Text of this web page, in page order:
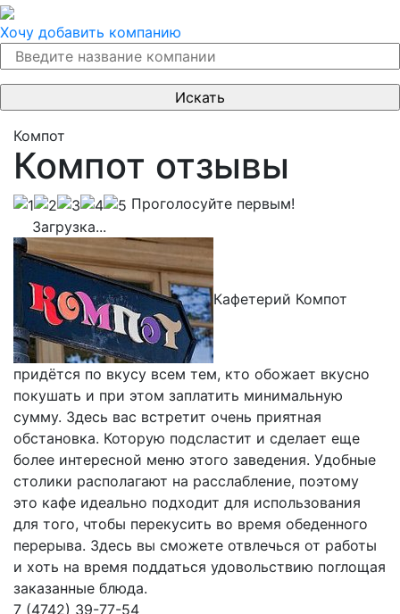
Хочу добавить компанию
Компот
Компот отзывы
Проголосуйте первым!
Загрузка...
Кафетерий Компот
придётся по вкусу всем тем, кто обожает вкусно
покушать и при этом заплатить минимальную
сумму. Здесь вас встретит очень приятная
обстановка. Которую подсластит и сделает еще
более интересной меню этого заведения. Удобные
столики располагают на расслабление, поэтому
это кафе идеально подходит для использования
для того, чтобы перекусить во время обеденного
перерыва. Здесь вы сможете отвлечься от работы
и хоть на время поддаться удовольствию поглощая
заказанные блюда.
7 (4742) 39-77-54